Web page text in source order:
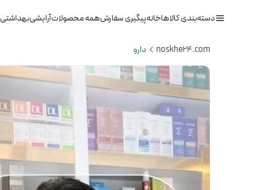
دسته‌بندی کالاهاخانهپیگیری سفارشهمه محصولاتآرایشیبهداشتی
noskhe24.com دارو